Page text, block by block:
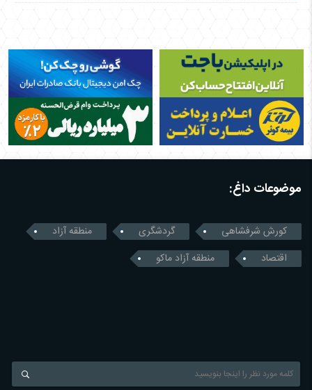
موضوعات داغ:
کورش شرفشاهی گردشگری
منطقه آزاد
اقتصاد
منطقه آزاد ماکو